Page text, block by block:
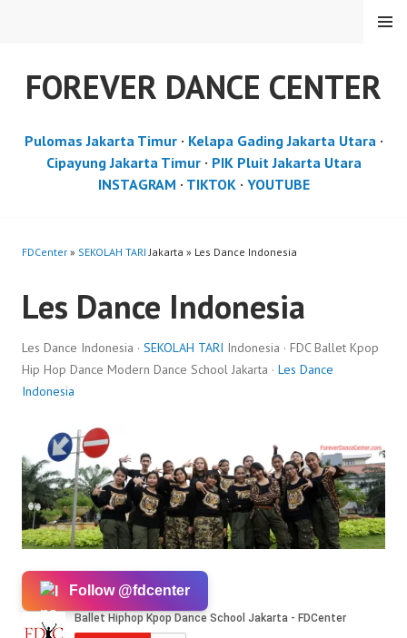
FOREVER DANCE CENTER
MENU
Pulomas Jakarta Timur· Kelapa Gading Jakarta Utara·
Cipayung Jakarta Timur· PIK Pluit Jakarta Utara
INSTAGRAM · TIKTOK· YOUTUBE
FDCenter » SEKOLAH TARI Jakarta » Les Dance Indonesia
Les Dance Indonesia
Les Dance Indonesia · SEKOLAH TARI Indonesia · FDC Ballet Kpop
Hip Hop Dance Modern Dance School Jakarta · Les Dance
Indonesia
Follow @fdcenter